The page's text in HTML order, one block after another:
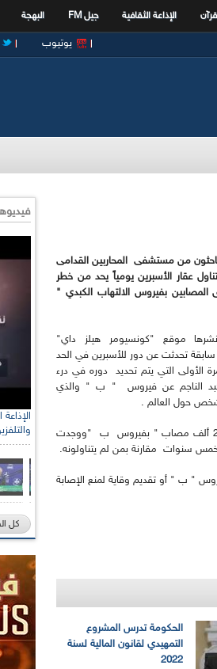
الإذاعة الثقافية جيل FM البهجة
يوتيوب
باحثون من مستشفى المحاربين القدامى
عقار الأسبرين يومياً يحد من خطر
المصابين بفيروس الالتهاب الكبدي "
موقع "كونسيومر هيلز داي"
سابقة تحدثت عن دور للأسبرين في الحد
الأولى التي يتم تحديد دوره في درء
الناجم عن فيروس " ب " والذي
وحللت الدراسة بيانات 250 ألف مصاب " بفيروس ب "ووجدت
خمس سنوات مقارنة بمن لم يتناولونه.
" ب " أو تقديم وقاية لمنع الإصابة
الحكومة تدرس المشروع
التمهيدي لقانون المالية لسنة
2022
كل